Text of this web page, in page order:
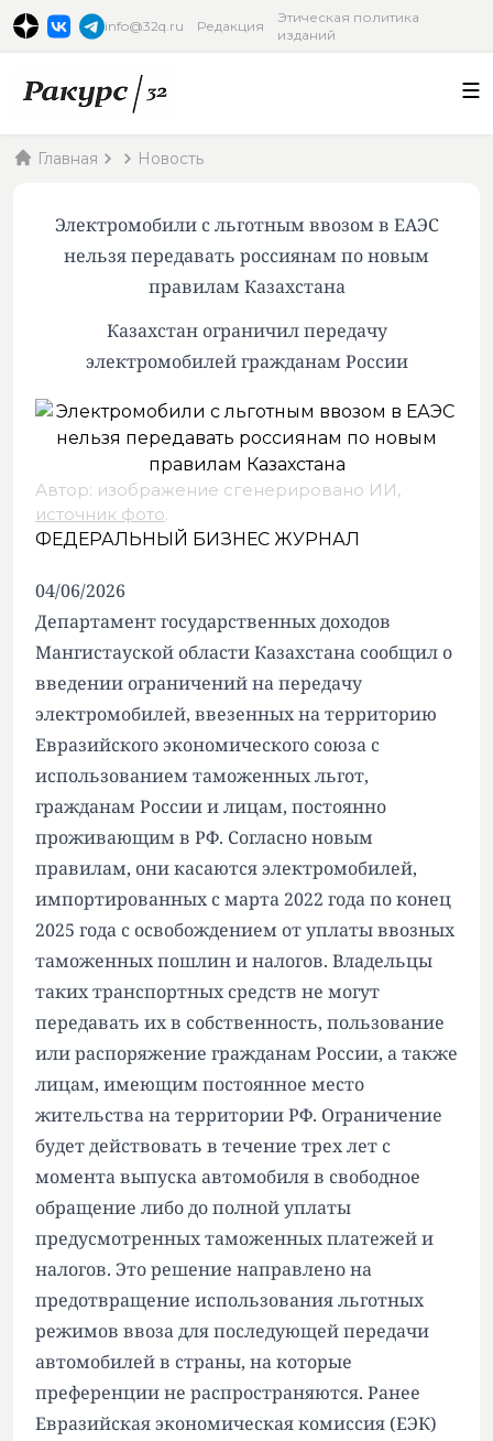
info@32q.ru Редакция
Этическая политика
изданий
Главная Новость
Электромобили с льготным ввозом в ЕАЭС
нельзя передавать россиянам по новым
правилам Казахстана
Казахстан ограничил передачу
электромобилей гражданам России
Автор: изображение сгенерировано ИИ,
источник фото.
ФЕДЕРАЛЬНЫЙ БИЗНЕС ЖУРНАЛ
04/06/2026
Департамент государственных доходов
Мангистауской области Казахстана сообщил о
введении ограничений на передачу
электромобилей, ввезенных на территорию
Евразийского экономического союза с
использованием таможенных льгот,
гражданам России и лицам, постоянно
проживающим в РФ. Согласно новым
правилам, они касаются электромобилей,
импортированных с марта 2022 года по конец
2025 года с освобождением от уплаты ввозных
таможенных пошлин и налогов. Владельцы
таких транспортных средств не могут
передавать их в собственность, пользование
или распоряжение гражданам России, а также
лицам, имеющим постоянное место
жительства на территории РФ. Ограничение
будет действовать в течение трех лет с
момента выпуска автомобиля в свободное
обращение либо до полной уплаты
предусмотренных таможенных платежей и
налогов. Это решение направлено на
предотвращение использования льготных
режимов ввоза для последующей передачи
автомобилей в страны, на которые
преференции не распространяются. Ранее
Евразийская экономическая комиссия (ЕЭК)